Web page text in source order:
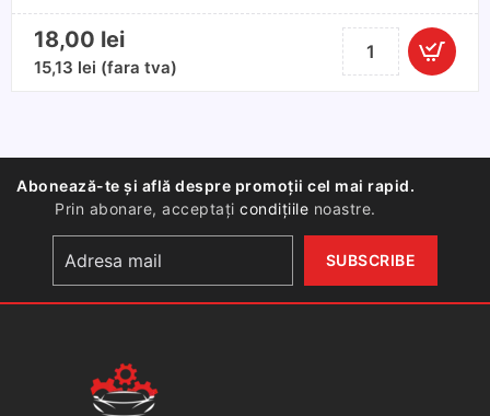
18,00 lei
15,13 lei (fara tva)
Cantitate
Baterii
tip
buton,
5
Abonează-te și află despre promoții cel mai rapid.
Prin abonare, acceptațicondițiile noastre.